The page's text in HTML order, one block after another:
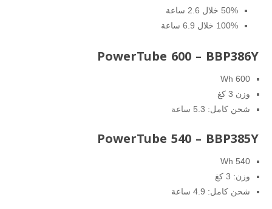
50% خلال 2.6 ساعة
100% خلال 6.9 ساعة
PowerTube 600 – BBP386Y
600 Wh
وزن 3 كغ
شحن كامل: 5.3 ساعة
PowerTube 540 – BBP385Y
540 Wh
وزن: 3 كغ
شحن كامل: 4.9 ساعة